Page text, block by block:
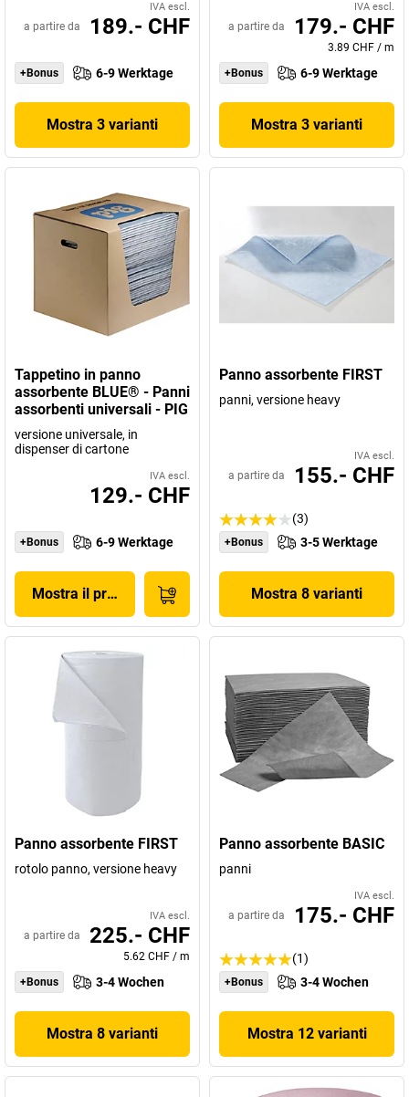
IVA escl.
a partire da 189.- CHF
+Bonus 6-9 Werktage
Mostra 3 varianti
IVA escl.
a partire da 179.- CHF
3.89 CHF / m
+Bonus
6-9 Werktage
Mostra 3 varianti
Tappetino in panno
assorbente BLUE® - Panni
assorbenti universali - PIG
versione universale, in
dispenser di cartone
IVA escl.
129.- CHF
+Bonus 6-9 Werktage
Mostra il prodotto
Panno assorbente FIRST
panni, versione heavy
IVA escl.
a partire da 155.- CHF
(3)
+Bonus 3-5 Werktage
Mostra 8 varianti
Panno assorbente FIRST
rotolo panno, versione heavy
IVA escl.
a partire da 225.- CHF
5.62 CHF / m
+Bonus
3-4 Wochen
Mostra 8 varianti
Panno assorbente BASIC
panni
IVA escl.
a partire da 175.- CHF
(1)
+Bonus 3-4 Wochen
Mostra 12 varianti